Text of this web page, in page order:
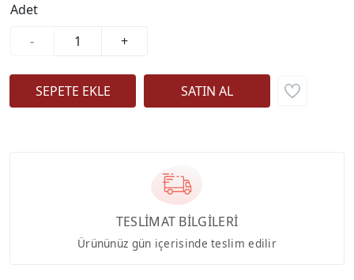
Adet
-
+
TESLİMAT BİLGİLERİ
Ürününüz gün içerisinde teslim edilir